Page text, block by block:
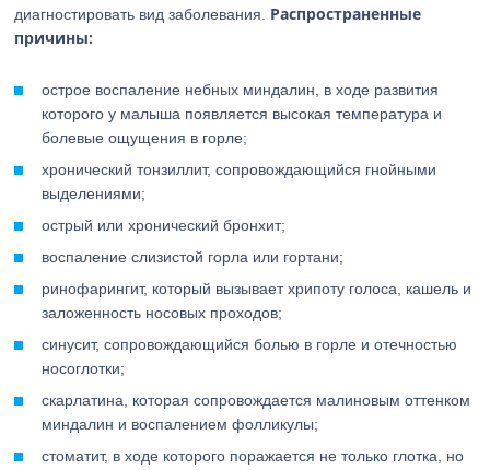
диагностировать вид заболевания. Распространенные
причины:
острое воспаление небных миндалин, в ходе развития
которого у малыша появляется высокая температура и
болевые ощущения в горле;
хронический тонзиллит, сопровождающийся гнойными
выделениями;
острый или хронический бронхит;
воспаление слизистой горла или гортани;
ринофарингит, который вызывает хрипоту голоса, кашель и
заложенность носовых проходов;
синусит, сопровождающийся болью в горле и отечностью
носоглотки;
скарлатина, которая сопровождается малиновым оттенком
миндалин и воспалением фолликулы;
стоматит, в ходе которого поражается не только глотка, но